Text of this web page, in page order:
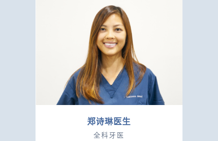
郑诗琳医生
全科牙医